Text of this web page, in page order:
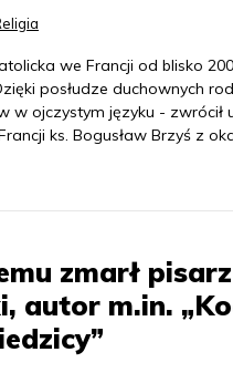
we Francji od blisko
posłudze duchownych
w ojczystym języku - zwrócił
ks. Bogusław Brzyś z
zmarł
autor m.in.